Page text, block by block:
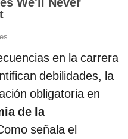
en la carrera
debilidades, la
obligatoria en
de la
señala el